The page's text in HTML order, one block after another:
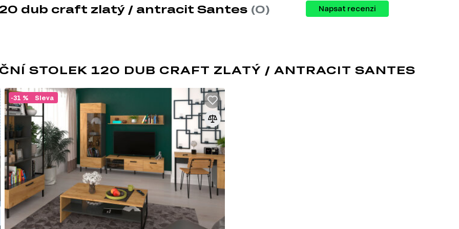
LOFT
Moderní směr, který je ideální pro studiové byty nebo jednopokojové byty. Loft styl
zahrnuje volné uspořádání, bez příček, připomínající byty v podkroví. Navzdory tomu
může být použit v jakékoli místnosti zdobením v tomto stylu. Styl je založen na
eklekticismu a kreativitě a závisí na vašich originálních nápadech, přesto je třeba
dodržovat určité zásady:
vysoký strop a prostorná okna; interiér připomíná atmosféru průmyslové výroby nebo tovární dílny;
přítomnost "holých" konstrukčních prvků (potrubí, ventilace, dřevěné trámy, schody atd.),
neomítnuté betonové nebo cihlové zdi;
zónování obytného prostoru pomocí barevných kontrastů, nábytku, světla, architektonických
objektů;
kombinace různých stylů interiéru, kombinace moderního se staromódním;
dub craft zlatý / antracit Santes (0) Napsat recenzi
STOLEK 120 DUB CRAFT ZLATÝ / ANTRACIT SANTES
Sleva
-31 %